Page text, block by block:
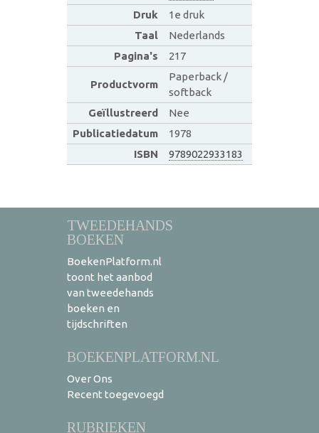
Druk
1e druk
Taal
Nederlands
Pagina's
217
Productvorm
Paperback /
softback
Geïllustreerd
Nee
Publicatiedatum
1978
ISBN
9789022933183
TWEEDEHANDS
BOEKEN
BoekenPlatform.nl
toont het aanbod
van tweedehands
boeken en
tijdschriften
BOEKENPLATFORM.NL
Over Ons
Recent toegevoegd
RUBRIEKEN